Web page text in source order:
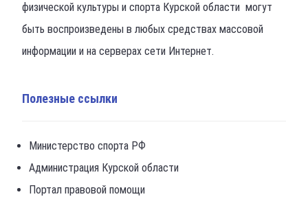
физической культуры и спорта Курской области могут
быть воспроизведены в любых средствах массовой
информации и на серверах сети Интернет.
Полезные ссылки
Министерство спорта РФ
Администрация Курской области
Портал правовой помощи